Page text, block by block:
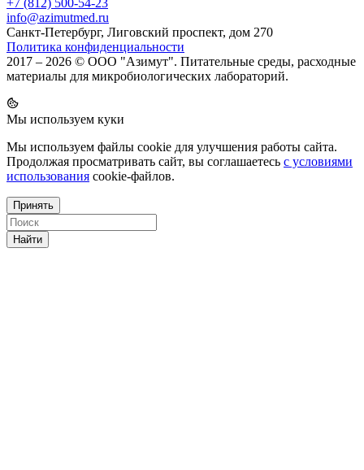
+7 (812) 500-54-23
info@azimutmed.ru
Санкт-Петербург, Лиговский проспект, дом 270
Политика конфиденциальности
2017 – 2026 © ООО "Азимут". Питательные среды, расходные
материалы для микробиологических лабораторий.
Мы используем куки
Мы используем файлы cookie для улучшения работы сайта.
Продолжая просматривать сайт, вы соглашаетесь с условиями
использования cookie-файлов.
Принять
Найти